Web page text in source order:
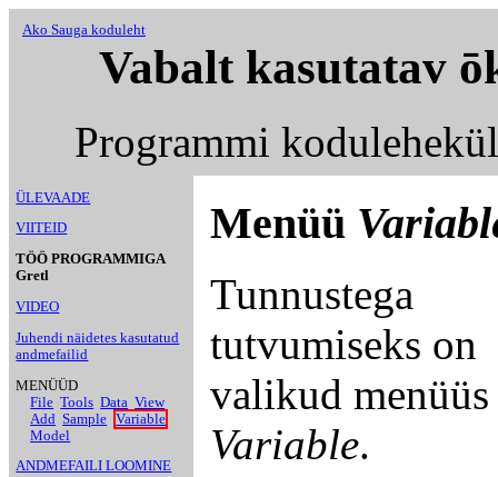
Ako Sauga koduleht
Vabalt kasutatav
Programmi
ÜLEVAADE
VIITEID
TÖÖ PROGRAMMIGA
Gretl
VIDEO
Juhendi näidetes kasutatud
andmefailid
MENÜÜD
File Tools Data View
Add Sample Variable
Model
ANDMEFAILI LOOMINE
Menüü
Tunnustega
tutvumiseks on
valikud menüüs
Variable.